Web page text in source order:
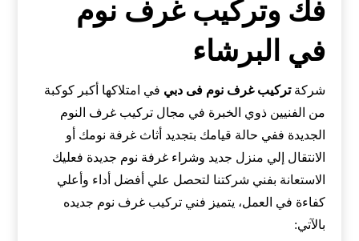
فك وتركيب غرف نوم
في البرشاء
شركةتركيب غرف نوم فى دبي في امتلاكها أكبر كوكبة
من الفنيين ذوي الخبرة في مجال تركيب غرف النوم
الجديدة ففي حالة قيامك بتجديد أثاث غرفة نومك أو
الانتقال إلي منزل جديد وشراء غرفة نوم جديدة فعليك
الاستعانة بفني شركتنا لتحصل علي أفضل أداء وأعلي
كفاءة في العمل، يتميز فني تركيب غرف نوم جديده
بالآتي: